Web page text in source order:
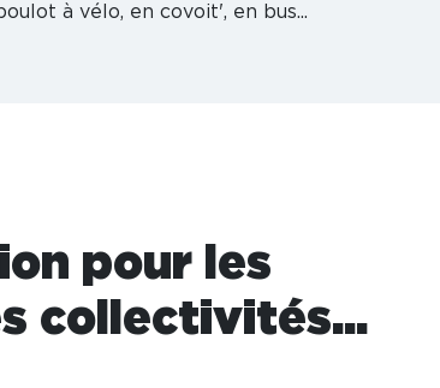
à vélo, en covoit', en bus...
pour les
collectivités...